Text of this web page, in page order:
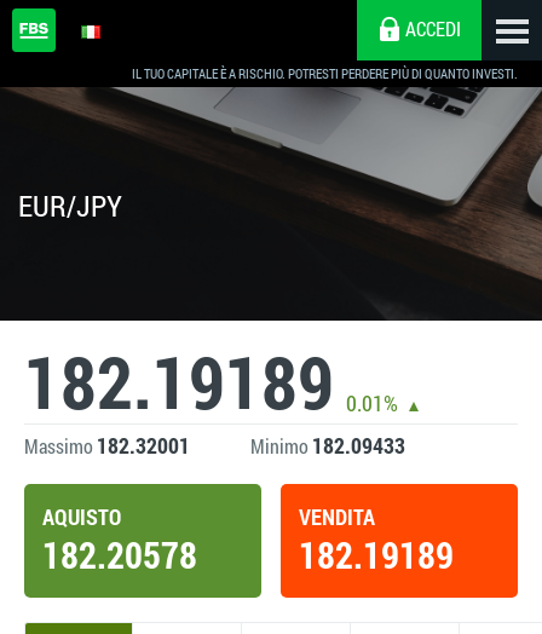
IL TUO CAPITALE È A RISCHIO. POTRESTI PERDERE PIÙ DI QUANTO INVESTI.
ACCEDI
EUR/JPY
182.19189 0.01%
Massimo182.32001 Minimo182.09433
AQUISTO
182.20578
VENDITA
182.19189